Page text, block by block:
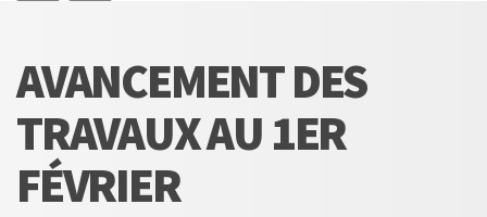
AVANCEMENT DES
TRAVAUX AU 1ER
FÉVRIER